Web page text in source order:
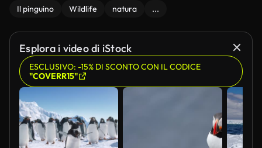
Il pinguino Wildlife natura ...
Esplora i video di iStock
ESCLUSIVO: -15% DI SCONTO CON IL CODICE
"COVERR15"